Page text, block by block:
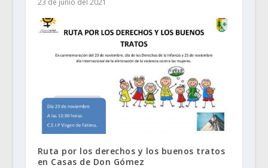
23 de junio del 2021
Ruta por los derechos y los buenos tratos
en Casas de Don Gómez